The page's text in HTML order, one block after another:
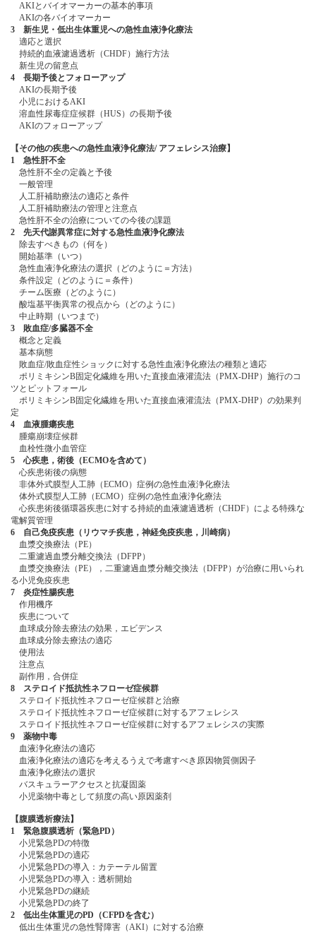
AKIとバイオマーカーの基本的事項
AKIの各バイオマーカー
3 新生児・低出生体重児への急性血液浄化療法
適応と選択
持続的血液濾過透析（CHDF）施行方法
新生児の留意点
4 長期予後とフォローアップ
AKIの長期予後
小児におけるAKI
溶血性尿毒症症候群（HUS）の長期予後
AKIのフォローアップ
【その他の疾患への急性血液浄化療法/ アフェレシス治療】
1 急性肝不全
急性肝不全の定義と予後
一般管理
人工肝補助療法の適応と条件
人工肝補助療法の管理と注意点
急性肝不全の治療についての今後の課題
2 先天代謝異常症に対する急性血液浄化療法
除去すべきもの（何を）
開始基準（いつ）
急性血液浄化療法の選択（どのように＝方法）
条件設定（どのように＝条件）
チーム医療（どのように）
酸塩基平衡異常の視点から（どのように）
中止時期（いつまで）
3 敗血症/多臓器不全
概念と定義
基本病態
敗血症/敗血症性ショックに対する急性血液浄化療法の種類と適応
ポリミキシンB固定化繊維を用いた直接血液灌流法（PMX-DHP）施行のコ
ツとピットフォール
ポリミキシンB固定化繊維を用いた直接血液灌流法（PMX-DHP）の効果判
定
4 血液腫瘍疾患
腫瘍崩壊症候群
血栓性微小血管症
5 心疾患，術後（ECMOを含めて）
心疾患術後の病態
非体外式膜型人工肺（ECMO）症例の急性血液浄化療法
体外式膜型人工肺（ECMO）症例の急性血液浄化療法
心疾患術後循環器疾患に対する持続的血液濾過透析（CHDF）による特殊な
電解質管理
6 自己免疫疾患（リウマチ疾患，神経免疫疾患，川崎病）
血漿交換療法（PE）
二重濾過血漿分離交換法（DFPP）
血漿交換療法（PE），二重濾過血漿分離交換法（DFPP）が治療に用いられ
る小児免疫疾患
7 炎症性腸疾患
作用機序
疾患について
血球成分除去療法の効果，エビデンス
血球成分除去療法の適応
使用法
注意点
副作用，合併症
8 ステロイド抵抗性ネフローゼ症候群
ステロイド抵抗性ネフローゼ症候群と治療
ステロイド抵抗性ネフローゼ症候群に対するアフェレシス
ステロイド抵抗性ネフローゼ症候群に対するアフェレシスの実際
9 薬物中毒
血液浄化療法の適応
血液浄化療法の適応を考えるうえで考慮すべき原因物質側因子
血液浄化療法の選択
バスキュラーアクセスと抗凝固薬
小児薬物中毒として頻度の高い原因薬剤
【腹膜透析療法】
1 緊急腹膜透析（緊急PD）
小児緊急PDの特徴
小児緊急PDの適応
小児緊急PDの導入：カテーテル留置
小児緊急PDの導入：透析開始
小児緊急PDの継続
小児緊急PDの終了
2 低出生体重児のPD（CFPDを含む）
低出生体重児の急性腎障害（AKI）に対する治療